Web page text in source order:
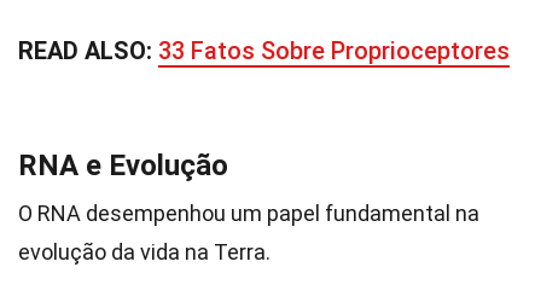
READ ALSO: 33 Fatos Sobre Proprioceptores
RNA e Evolução
O RNA desempenhou um papel fundamental na
evolução da vida na Terra.